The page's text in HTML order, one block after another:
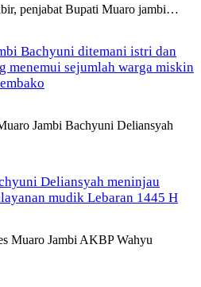
penjabat Bupati Muaro jambi…
Bachyuni ditemani istri dan
menemui sejumlah warga miskin
Jambi Bachyuni Deliansyah
Deliansyah meninjau
mudik Lebaran 1445 H
Muaro Jambi AKBP Wahyu